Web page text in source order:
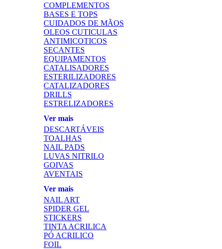
COMPLEMENTOS
BASES E TOPS
CUIDADOS DE MÃOS
OLEOS CUTICULAS
ANTIMICOTICOS
SECANTES
EQUIPAMENTOS
CATALISADORES
ESTERILIZADORES
CATALIZADORES
DRILLS
ESTRELIZADORES
Ver mais
DESCARTÁVEIS
TOALHAS
NAIL PADS
LUVAS NITRILO
GOIVAS
AVENTAIS
Ver mais
NAIL ART
SPIDER GEL
STICKERS
TINTA ACRILICA
PÓ ACRILICO
FOIL